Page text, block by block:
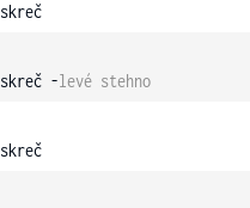
skreč
skreč -levé stehno
skreč